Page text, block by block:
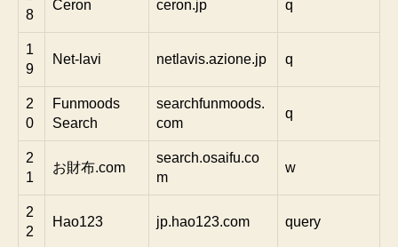
8
Ceron ceron.jp q
1
9
Net-lavi netlavis.azione.jp q
2
0
Funmoods
Search
searchfunmoods.
com
q
2
1
お財布.com
search.osaifu.co
m
w
2
2
Hao123 jp.hao123.com query